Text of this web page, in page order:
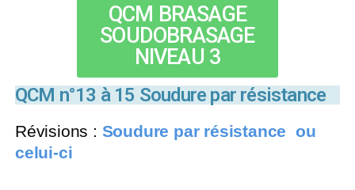
QCM BRASAGE
SOUDOBRASAGE
NIVEAU 3
QCM n°13 à 15 Soudure par résistance
Révisions : Soudure par résistance ou
celui-ci